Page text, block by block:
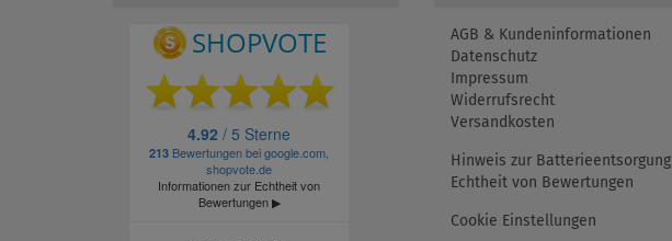
AGB & Kundeninformationen
Datenschutz
Impressum
Widerrufsrecht
Versandkosten
Hinweis zur Batterieentsorgung
Echtheit von Bewertungen
Cookie Einstellungen